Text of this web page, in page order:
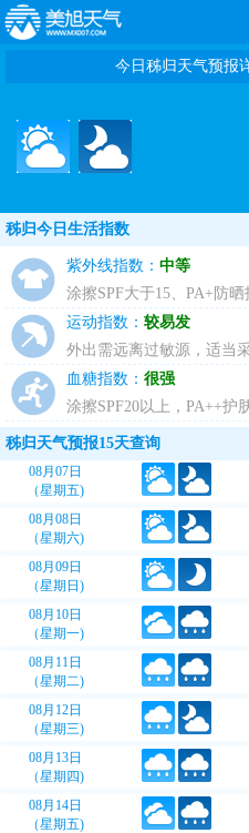
今日秭归天气预报
秭归今日生活指数
紫外线指数： 中等
涂擦SPF大于15、PA+防晒
运动指数： 较易发
外出需远离过敏源，适当
血糖指数： 很强
涂擦SPF20以上，PA++护
秭归天气预报15天查询
08月07日
（星期五)
08月08日
（星期六)
08月09日
（星期日)
08月10日
（星期一)
08月11日
（星期二)
08月12日
（星期三)
08月13日
（星期四)
08月14日
（星期五)